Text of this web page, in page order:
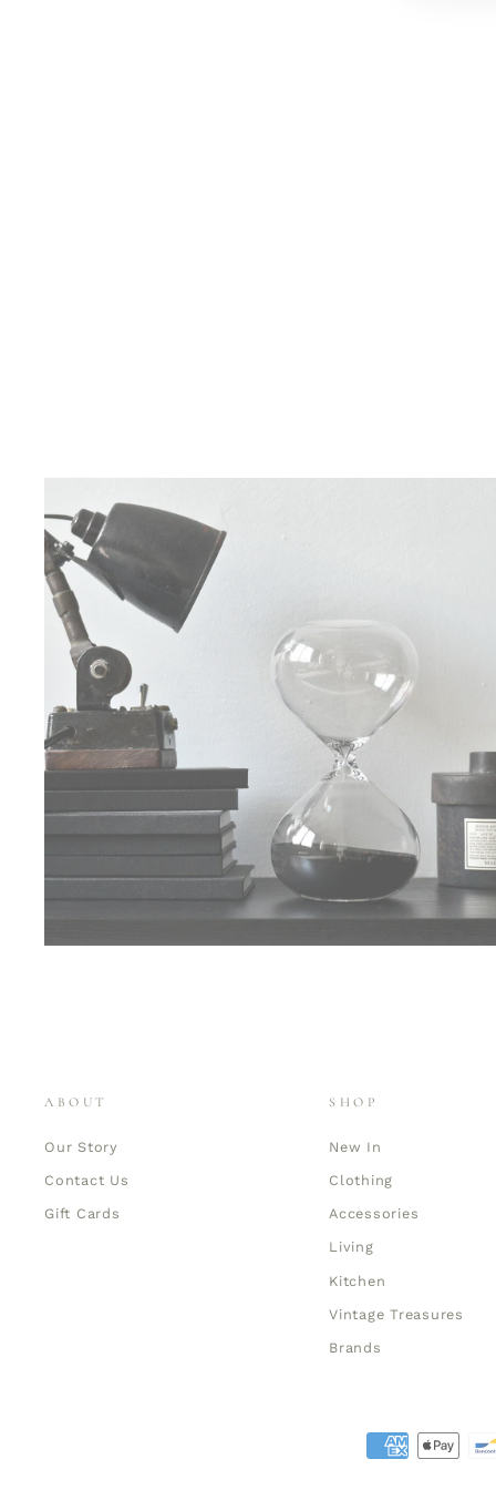
ABOUT
Our Story
Contact Us
Gift Cards
SHOP
New In
Clothing
Accessories
Living
Kitchen
Vintage Treasures
Brands